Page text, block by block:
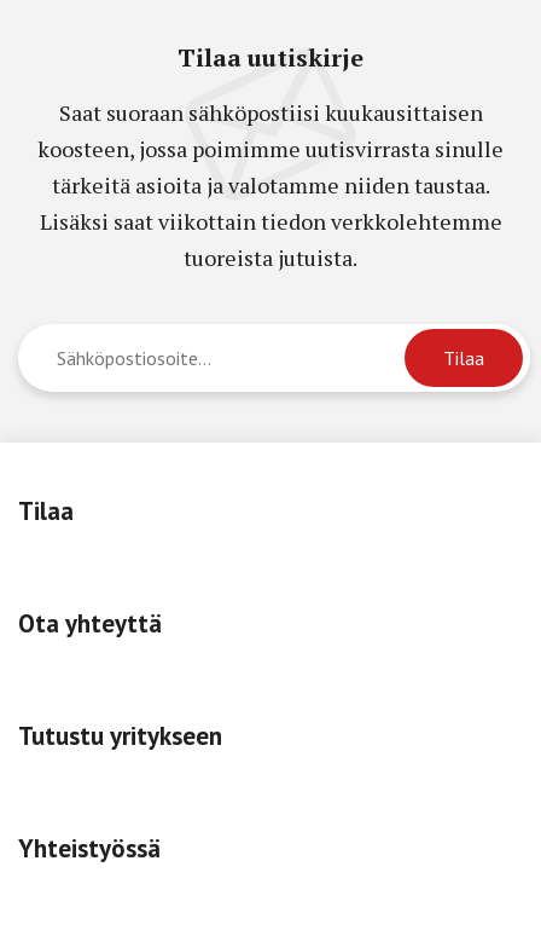
Tilaa uutiskirje
Saat suoraan sähköpostiisi kuukausittaisen
koosteen, jossa poimimme uutisvirrasta sinulle
tärkeitä asioita ja valotamme niiden taustaa.
Lisäksi saat viikottain tiedon verkkolehtemme
tuoreista jutuista.
Tilaa
Ota yhteyttä
Tutustu yritykseen
Yhteistyössä